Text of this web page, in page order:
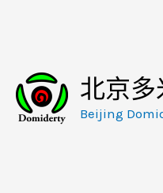
北京多
Beijing